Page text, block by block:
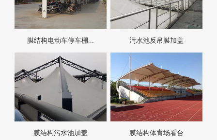
膜结构电动车停车棚... 污水池反吊膜加盖
膜结构污水池加盖 膜结构体育场看台